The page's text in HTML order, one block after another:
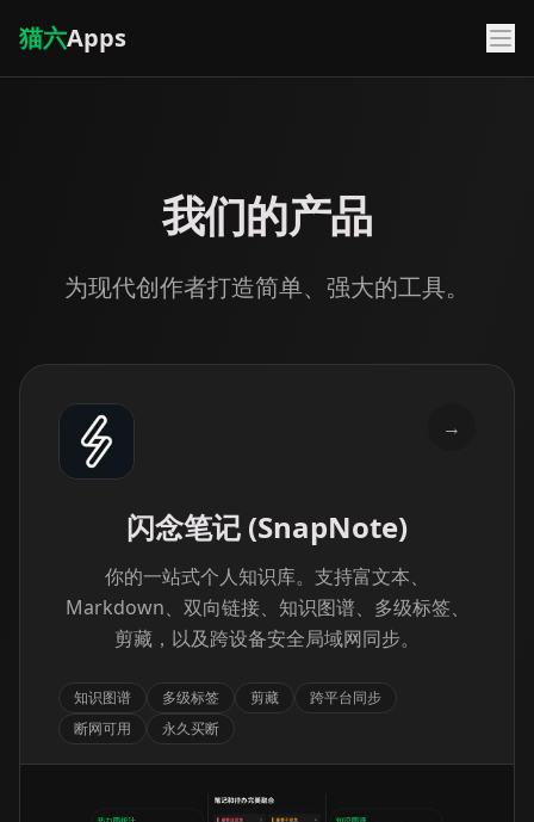
猫六Apps
我们的产品
为现代创作者打造简单、强大的工具。
→
闪念笔记 (SnapNote)
你的一站式个人知识库。支持富文本、
Markdown、双向链接、知识图谱、多级标签、
剪藏，以及跨设备安全局域网同步。
知识图谱 多级标签 剪藏
跨平台同步
断网可用
永久买断